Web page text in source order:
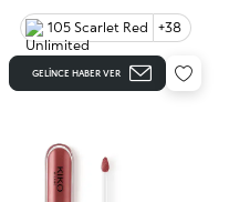
105 Scarlet Red +38
GELINCE HABER VER